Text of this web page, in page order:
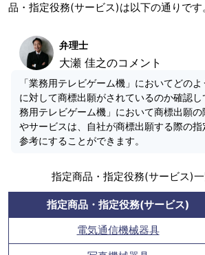
品・指定役務(サービス)は以下の通りです
弁理士
大瀬 佳之のコメント
「業務用テレビゲーム機」においてどの
に対して商標出願がされているのか確認
務用テレビゲーム機」において商標出願
やサービスは、自社が商標出願する際の
参考にすることができます。
指定商品・指定役務(サービス)
指定商品・指定役務(サービス)
電気通信機械器具